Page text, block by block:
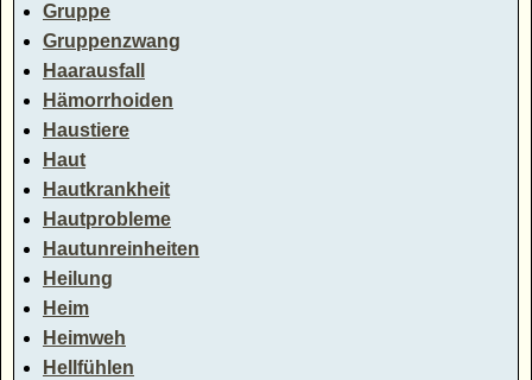
Gruppe
Gruppenzwang
Haarausfall
Hämorrhoiden
Haustiere
Haut
Hautkrankheit
Hautprobleme
Hautunreinheiten
Heilung
Heim
Heimweh
Hellfühlen